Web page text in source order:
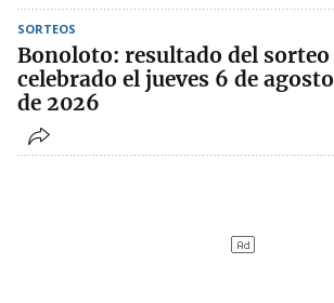
SORTEOS
Bonoloto: resultado del sorteo
celebrado el jueves 6 de agosto
de 2026